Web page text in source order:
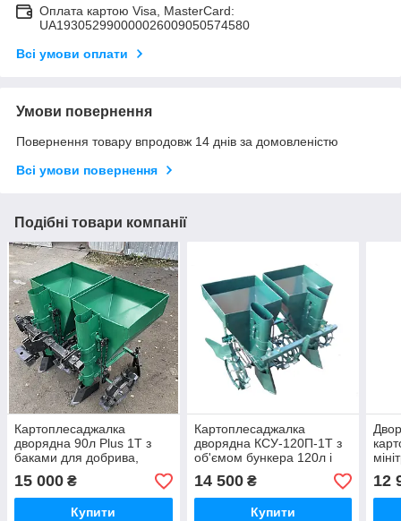
Оплата картою Visa, MasterCard:
UA193052990000026009050574580
Всі умови оплати
Умови повернення
Повернення товару впродовж 14 днів за домовленістю
Всі умови повернення
Подібні товари компанії
Картоплесаджалка
дворядна 90л Plus 1Т з
баками для добрива,
ширина міжрядь 50-65см
15 000 ₴
Купити
Картоплесаджалка
дворядна КСУ-120П-1Т з
об'ємом бункера 120л і
ширина міжряддя 50-70см
14 500₴
Купити
12